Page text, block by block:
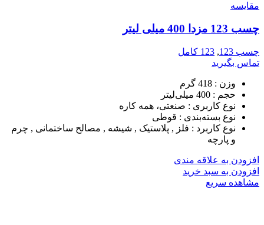
مقایسه
چسب 123 مزدا 400 میلی لیتر
چسب 123 , 123 کامل
تماس بگیرید
وزن : 418 گرم
حجم : 400 میلی‌لیتر
نوع کاربری : صنعتی، همه کاره
نوع بسته‌بندی : قوطی
نوع کاربرد : فلز , پلاستیک , شیشه , مصالح ساختمانی , چرم
و پارچه
افزودن به علاقه مندی
افزودن به سبد خرید
مشاهده سریع